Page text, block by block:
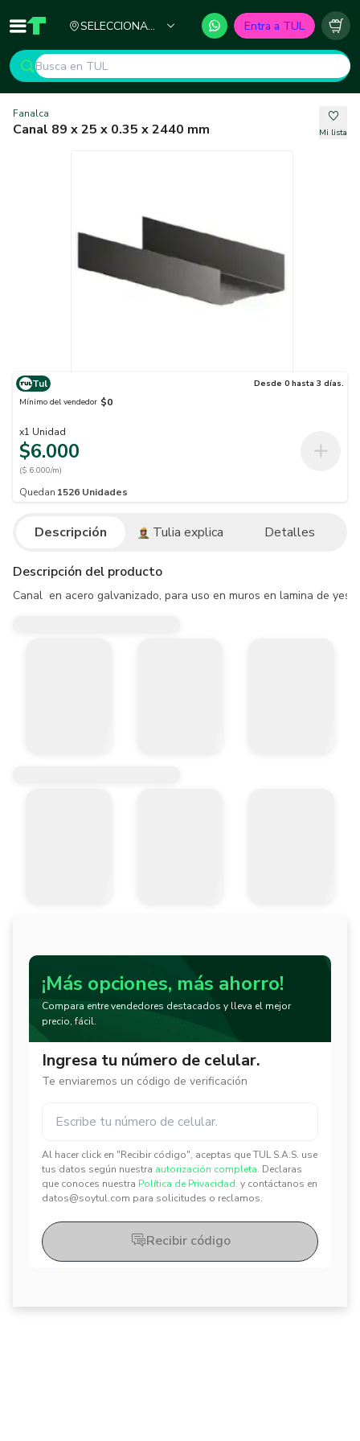
Inicio TUL - Tu Marketplace de Construcción
SELECCIONA
Entra a TUL
Fanalca
Canal 89 x 25 x 0.35 x 2440 mm Mi lista
Tul
Desde 0 hasta 3 días.
Mínimo del vendedor $0
x1 Unidad
$6.000
($ 6.000/m)
Quedan 1526 Unidades
Descripción Tulia explica Detalles
Descripción del producto
Canal  en acero galvanizado, para uso en muros en lamina de yeso
¡Más opciones, más ahorro!
Compara entre vendedores destacados y lleva el mejor
precio, fácil.
Ingresa tu número de celular.
Te enviaremos un código de verificación
Al hacer click en "Recibir código", aceptas que TUL S.A.S. use
tus datos según nuestra autorización completa. Declaras
que conoces nuestra Política de Privacidad. y contáctanos en
datos@soytul.com para solicitudes o reclamos.
✕
✕
Recibir código